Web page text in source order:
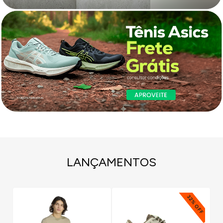
LANÇAMENTOS
13% OFF